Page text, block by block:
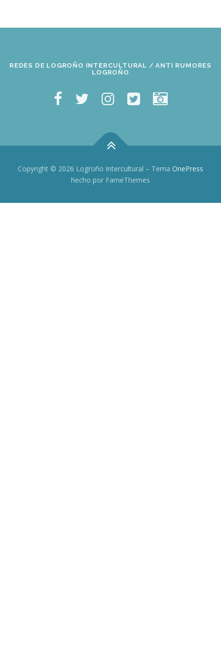
REDES DE LOGROÑO INTERCULTURAL / ANTI RUMORES
LOGROÑO
Copyright © 2026 Logroño Intercultural – Tema OnePress
hecho por FameThemes